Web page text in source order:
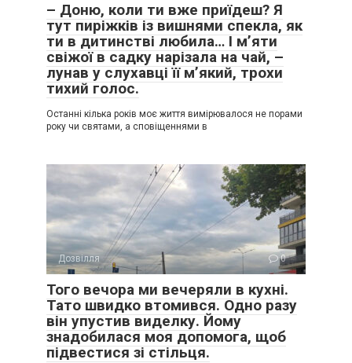
– Доню, коли ти вже приїдеш? Я
тут пиріжків із вишнями спекла, як
ти в дитинстві любила… І м’яти
свіжої в садку нарізала на чай, –
лунав у слухавці її м’який, трохи
тихий голос.
Останні кілька років моє життя вимірювалося не порами
року чи святами, а сповіщеннями в
Дозвілля 0
Того вечора ми вечеряли в кухні.
Тато швидко втомився. Одно разу
він упустив виделку. Йому
знадобилася моя допомога, щоб
підвестися зі стільця.